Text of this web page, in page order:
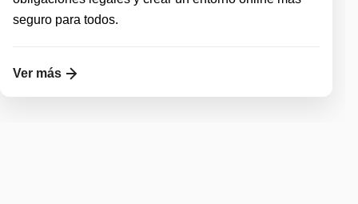
seguro para todos.
Ver más